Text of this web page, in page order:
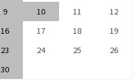
9 10 11
12
16 17 18
19
23 24 25
26
30